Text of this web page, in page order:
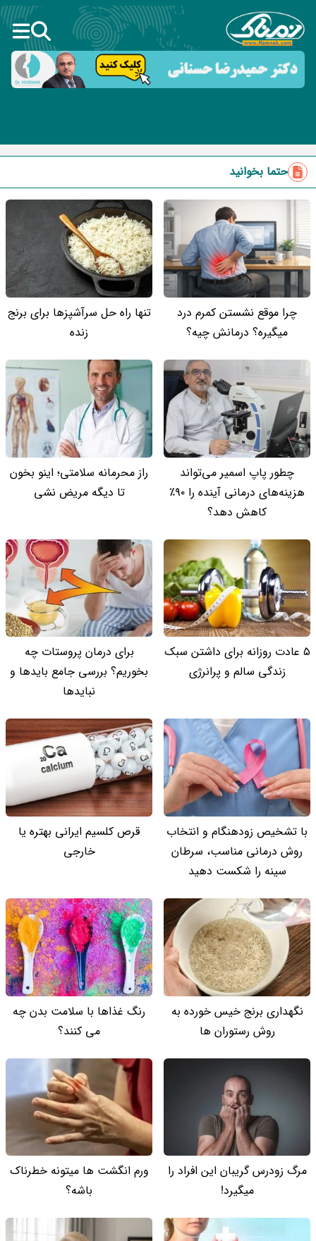
حتما بخوانید
چرا موقع نشستن کمرم درد
میگیره؟ درمانش چیه؟
تنها راه حل سرآشپزها برای برنج
زنده
چطور پاپ اسمیر می‌تواند
هزینه‌های درمانی آینده را ۹۰٪
کاهش دهد؟
راز محرمانه سلامتی؛ اینو بخون
تا دیگه مریض نشی
۵ عادت روزانه برای داشتن سبک
زندگی سالم و پرانرژی
برای درمان پروستات چه
بخوریم؟ بررسی جامع بایدها و
نبایدها
با تشخیص زودهنگام و انتخاب
روش درمانی مناسب، سرطان
سینه را شکست دهید
قرص کلسیم ایرانی بهتره یا
خارجی
نگهداری برنج خیس خورده به
روش رستوران ها
رنگ غذاها با سلامت بدن چه
می کنند؟
مرگ زودرس گریبان این افراد را
میگیرد!
ورم انگشت ها میتونه خطرناک
باشه؟